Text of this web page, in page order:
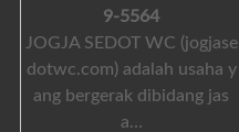
9-5564
JOGJA SEDOT WC (jogjase
dotwc.com) adalah usaha y
ang bergerak dibidang jas
a…